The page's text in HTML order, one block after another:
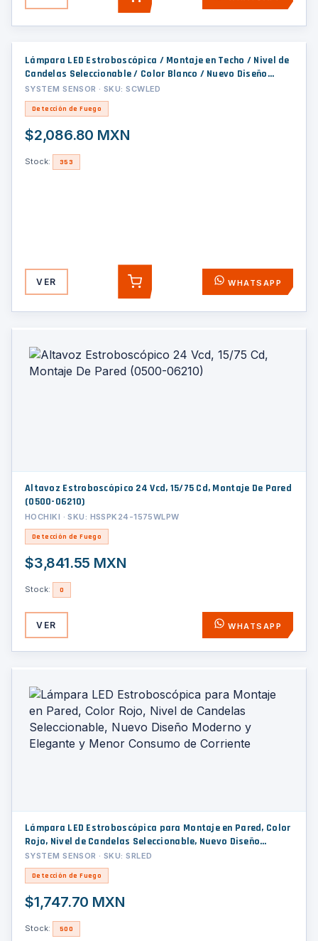
Lámpara LED Estroboscópica / Montaje en Techo / Nivel de
Candelas Seleccionable / Color Blanco / Nuevo Diseño
Moderno y Elegante y Menor Consumo de Corriente
SYSTEM SENSOR · SKU: SCWLED
Detección de Fuego
$2,086.80 MXN
Stock: 353
VER AGREGAR WHATSAPP
Altavoz Estroboscópico 24 Vcd, 15/75 Cd, Montaje De Pared
(0500-06210)
HOCHIKI · SKU: HSSPK24-1575WLPW
Detección de Fuego
$3,841.55 MXN
Stock: 0
VER WHATSAPP
Lámpara LED Estroboscópica para Montaje en Pared, Color
Rojo, Nivel de Candelas Seleccionable, Nuevo Diseño
Moderno y Elegante y Menor Consumo de Corriente
SYSTEM SENSOR · SKU: SRLED
Detección de Fuego
$1,747.70 MXN
Stock: 500